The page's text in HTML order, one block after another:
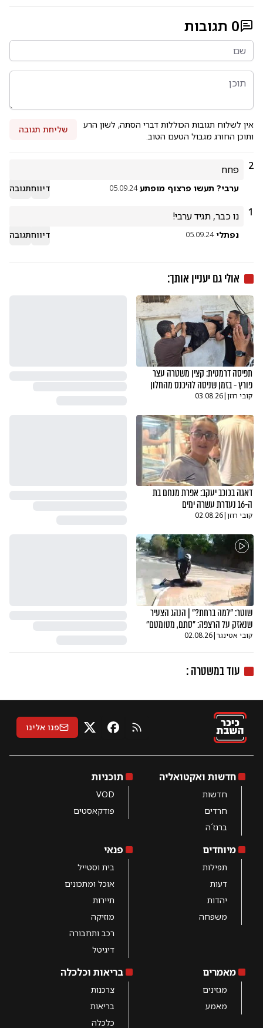
0 תגובות
אין לשלוח תגובות הכוללות דברי הסתה, לשון הרע
ותוכן החורג מגבול הטעם הטוב.
שליחת תגובה
2 פחח
ערבי? תעשו פרצוף מופתע 05.09.24 דיווחתגובה
1 נו כבר, תגיד ערבי!
נפתלי 05.09.24 דיווחתגובה
אולי גם יעניין אותך:
תפיסה דרמטית: קצין משטרה עצר
פורץ - בזמן שניסה להיכנס מהחלון
קובי רוזן|
03.08.26
דאגה בכוכב יעקב: אפרת מנחם בת
ה-16 נעדרת עשרה ימים
קובי רוזן|
02.08.26
שוטר: "למה ברחת?" | הנהג הצעיר
שנאזק על הרצפה: "סתם, מטומטם"
קובי אטינגר|
02.08.26
עוד במשטרה:
RSS פייסבוק
X פנו אלינו
חדשות ואקטואליה
חדשות
חרדים
ברנז´ה
תוכניות
VOD
פודקאסטים
מיוחדים
תפילות
דעות
יהדות
משפחה
פנאי
בית וסטייל
אוכל ומתכונים
תיירות
מוזיקה
רכב ותחבורה
דיגיטל
מאמרים
מגזינים
מאמע
בריאות וכלכלה
צרכנות
בריאות
כלכלה